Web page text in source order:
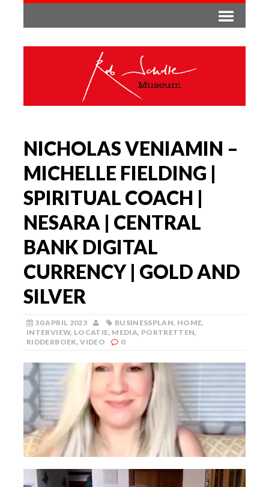
NICHOLAS VENIAMIN –
MICHELLE FIELDING |
SPIRITUAL COACH |
NESARA | CENTRAL
BANK DIGITAL
CURRENCY | GOLD AND
SILVER
30 APRIL 2023 BUSINESSPLAN, HOME,
INTERVIEW, LOCATIE, MEDIA, PORTRETTEN,
RIDDERBOEK,VIDEO 0